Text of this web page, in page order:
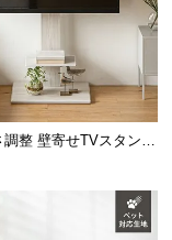
整 壁寄せTVスタンド
き 上下左右角度調節